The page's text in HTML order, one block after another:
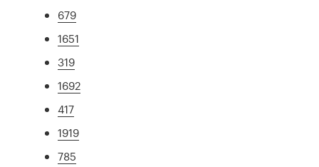
679
1651
319
1692
417
1919
785